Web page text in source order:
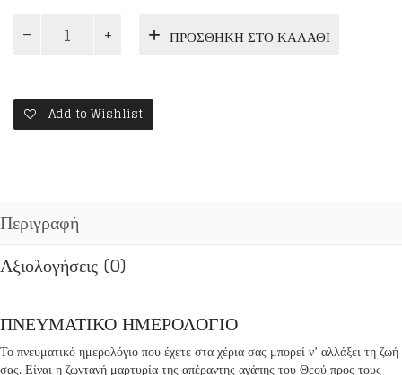
ΠΡΟΛΟΓΟΣ
12:
ΔΕΚΕΜΒΡΙΟΣ
ποσότητα
ΠΡΟΣΘΉΚΗ ΣΤΟ ΚΑΛΆΘΙ
Add to Wishlist
Περιγραφή
Αξιολογήσεις (0)
ΠΝΕΥΜΑΤΙΚΟ ΗΜΕΡΟΛΟΓΙΟ
Το πνευματικό ημερολόγιο που έχετε στα χέρια σας μπορεί ν’ αλλάξει τη ζωή
σας. Είναι η ζωντανή μαρτυρία της απέραντης αγάπης του Θεού προς τους